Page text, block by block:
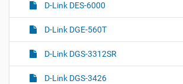
D-Link DES-6000
D-Link DGE-560T
D-Link DGS-3312SR
D-Link DGS-3426